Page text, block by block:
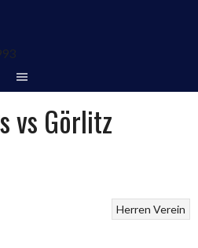
vs Görlitz
Herren Verein